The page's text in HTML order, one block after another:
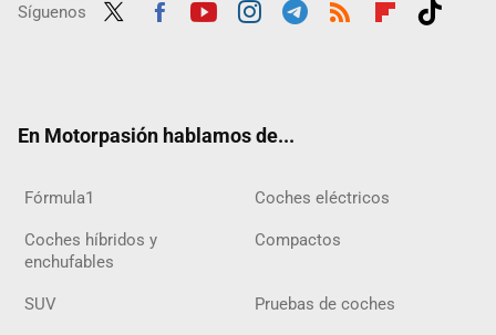
Síguenos
En Motorpasión hablamos de...
Fórmula1 Coches eléctricos
Coches híbridos y
enchufables
Compactos
SUV Pruebas de coches